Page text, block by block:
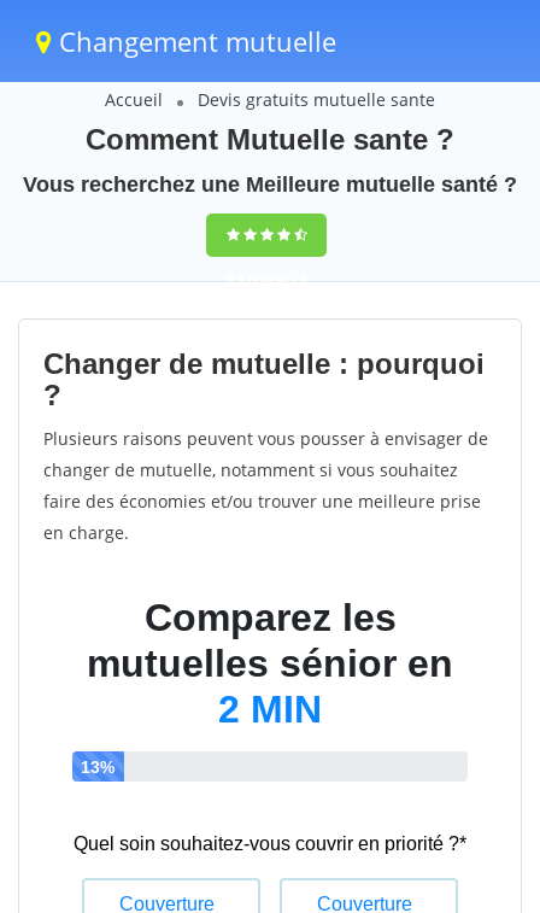
Changement mutuelle
Accueil Devis gratuits mutuelle sante
Comment Mutuelle sante ?
Vous recherchez une Meilleure mutuelle santé ?
9,5(100%)24
votes
Changer de mutuelle : pourquoi
?
Plusieurs raisons peuvent vous pousser à envisager de
changer de mutuelle, notamment si vous souhaitez
faire des économies et/ou trouver une meilleure prise
en charge.